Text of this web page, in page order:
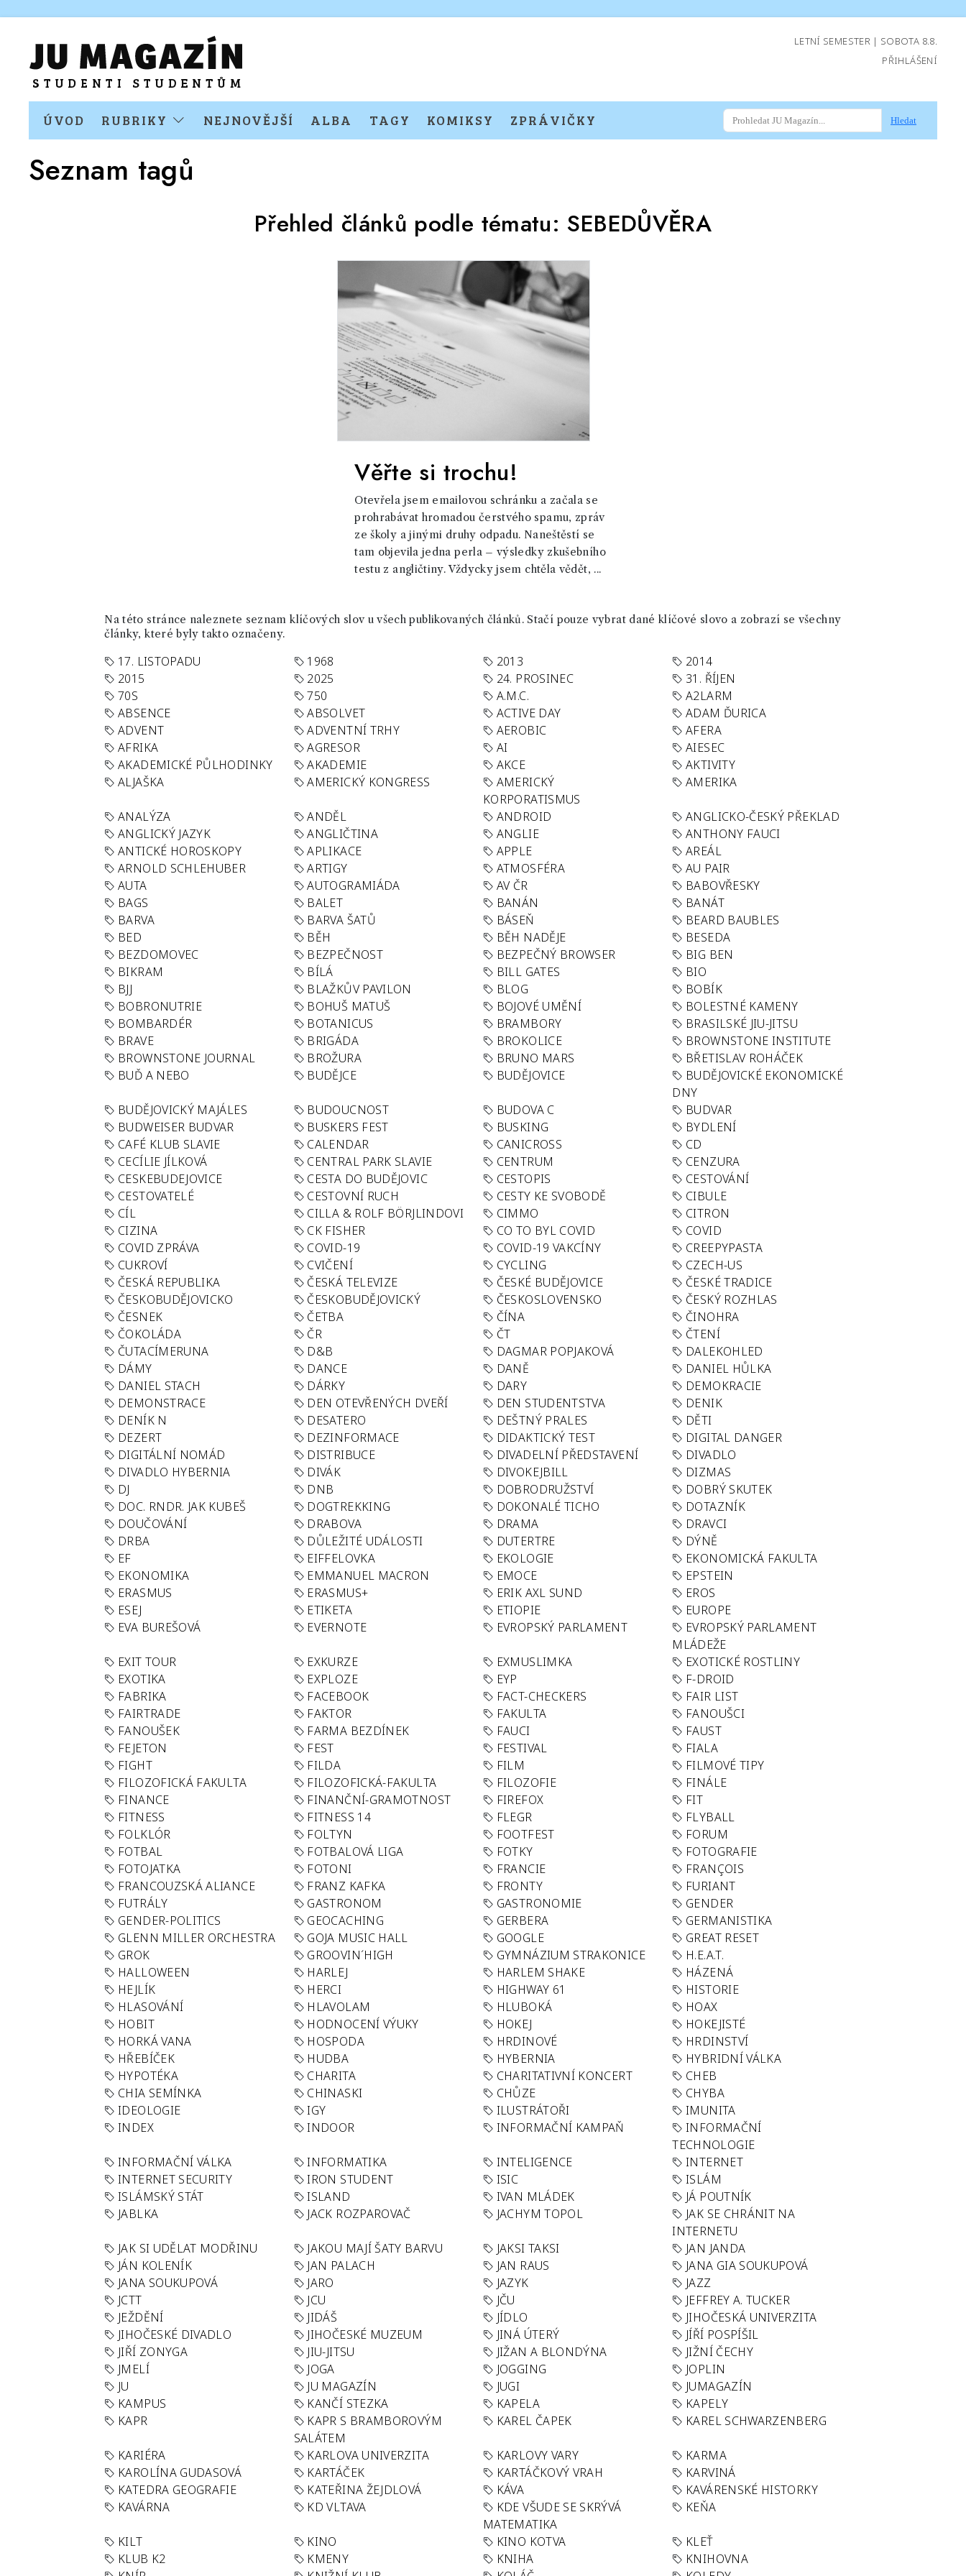
LETNÍ SEMESTER | SOBOTA 8.8.
PŘIHLÁŠENÍ
ÚVOD RUBRIKY NEJNOVĚJŠÍ ALBA TAGY KOMIKSY ZPRÁVIČKY Hledat
Seznam tagů
Přehled článků podle tématu:SEBEDŮVĚRA
Věřte si trochu!
Otevřela jsem emailovou schránku a začala se
prohrabávat hromadou čerstvého spamu, zpráv
ze školy a jinými druhy odpadu. Naneštěstí se
tam objevila jedna perla – výsledky zkušebního
testu z angličtiny. Vždycky jsem chtěla vědět, ...
Na této stránce naleznete seznam klíčových slov u všech publikovaných článků. Stačí pouze vybrat dané klíčové slovo a zobrazí se všechny
články, které byly takto označeny.
17. LISTOPADU 1968 2013
2014
2015
2025 24. PROSINEC
31. ŘÍJEN
70S
750 A.M.C.
A2LARM
ABSENCE
ABSOLVET ACTIVE DAY
ADAM ĎURICA
ADVENT
ADVENTNÍ TRHY AEROBIC
AFERA
AFRIKA
AGRESOR AI
AIESEC
AKADEMICKÉ PŮLHODINKY
AKADEMIE AKCE
AKTIVITY
ALJAŠKA
AMERICKÝ KONGRESS
AMERICKÝ
KORPORATISMUS
AMERIKA
ANALÝZA ANDĚL ANDROID
ANGLICKO-ČESKÝ PŘEKLAD
ANGLICKÝ JAZYK
ANGLIČTINA ANGLIE
ANTHONY FAUCI
ANTICKÉ HOROSKOPY
APLIKACE APPLE
AREÁL
ARNOLD SCHLEHUBER
ARTIGY ATMOSFÉRA
AU PAIR
AUTA
AUTOGRAMIÁDA AV ČR
BABOVŘESKY
BAGS
BALET BANÁN
BANÁT
BARVA
BARVA ŠATŮ BÁSEŇ
BEARD BAUBLES
BED
BĚH BĚH NADĚJE
BESEDA
BEZDOMOVEC
BEZPEČNOST BEZPEČNÝ BROWSER
BIG BEN
BIKRAM
BÍLÁ BILL GATES
BIO
BJJ
BLAŽKŮV PAVILON BLOG
BOBÍK
BOBRONUTRIE
BOHUŠ MATUŠ BOJOVÉ UMĚNÍ
BOLESTNÉ KAMENY
BOMBARDÉR
BOTANICUS BRAMBORY
BRASILSKÉ JIU-JITSU
BRAVE
BRIGÁDA BROKOLICE
BROWNSTONE INSTITUTE
BROWNSTONE JOURNAL
BROŽURA BRUNO MARS
BŘETISLAV ROHÁČEK
BUĎ A NEBO
BUDĚJCE BUDĚJOVICE
BUDĚJOVICKÉ EKONOMICKÉ
DNY
BUDĚJOVICKÝ MAJÁLES
BUDOUCNOST BUDOVA C
BUDVAR
BUDWEISER BUDVAR
BUSKERS FEST BUSKING
BYDLENÍ
CAFÉ KLUB SLAVIE
CALENDAR CANICROSS
CD
CECÍLIE JÍLKOVÁ
CENTRAL PARK SLAVIE CENTRUM
CENZURA
CESKEBUDEJOVICE
CESTA DO BUDĚJOVIC CESTOPIS
CESTOVÁNÍ
CESTOVATELÉ
CESTOVNÍ RUCH CESTY KE SVOBODĚ
CIBULE
CÍL
CILLA & ROLF BÖRJLINDOVI CIMMO
CITRON
CIZINA
CK FISHER CO TO BYL COVID
COVID
COVID ZPRÁVA
COVID-19 COVID-19 VAKCÍNY
CREEPYPASTA
CUKROVÍ
CVIČENÍ CYCLING
CZECH-US
ČESKÁ REPUBLIKA
ČESKÁ TELEVIZE ČESKÉ BUDĚJOVICE
ČESKÉ TRADICE
ČESKOBUDĚJOVICKO
ČESKOBUDĚJOVICKÝ ČESKOSLOVENSKO
ČESKÝ ROZHLAS
ČESNEK
ČETBA ČÍNA
ČINOHRA
ČOKOLÁDA
ČR ČT
ČTENÍ
ČUTACÍMERUNA
D&B DAGMAR POPJAKOVÁ
DALEKOHLED
DÁMY
DANCE DANĚ
DANIEL HŮLKA
DANIEL STACH
DÁRKY DARY
DEMOKRACIE
DEMONSTRACE
DEN OTEVŘENÝCH DVEŘÍ DEN STUDENTSTVA
DENIK
DENÍK N
DESATERO DEŠTNÝ PRALES
DĚTI
DEZERT
DEZINFORMACE DIDAKTICKÝ TEST
DIGITAL DANGER
DIGITÁLNÍ NOMÁD
DISTRIBUCE DIVADELNÍ PŘEDSTAVENÍ
DIVADLO
DIVADLO HYBERNIA
DIVÁK DIVOKEJBILL
DIZMAS
DJ
DNB DOBRODRUŽSTVÍ
DOBRÝ SKUTEK
DOC. RNDR. JAK KUBEŠ
DOGTREKKING DOKONALÉ TICHO
DOTAZNÍK
DOUČOVÁNÍ
DRABOVA DRAMA
DRAVCI
DRBA
DŮLEŽITÉ UDÁLOSTI DUTERTRE
DÝNĚ
EF
EIFFELOVKA EKOLOGIE
EKONOMICKÁ FAKULTA
EKONOMIKA
EMMANUEL MACRON EMOCE
EPSTEIN
ERASMUS
ERASMUS+ ERIK AXL SUND
EROS
ESEJ
ETIKETA ETIOPIE
EUROPE
EVA BUREŠOVÁ
EVERNOTE EVROPSKÝ PARLAMENT
EVROPSKÝ PARLAMENT
MLÁDEŽE
EXIT TOUR
EXKURZE EXMUSLIMKA
EXOTICKÉ ROSTLINY
EXOTIKA
EXPLOZE EYP
F-DROID
FABRIKA
FACEBOOK FACT-CHECKERS
FAIR LIST
FAIRTRADE
FAKTOR FAKULTA
FANOUŠCI
FANOUŠEK
FARMA BEZDÍNEK FAUCI
FAUST
FEJETON
FEST FESTIVAL
FIALA
FIGHT
FILDA FILM
FILMOVÉ TIPY
FILOZOFICKÁ FAKULTA
FILOZOFICKÁ-FAKULTA FILOZOFIE
FINÁLE
FINANCE
FINANČNÍ-GRAMOTNOST FIREFOX
FIT
FITNESS
FITNESS 14 FLEGR
FLYBALL
FOLKLÓR
FOLTYN FOOTFEST
FORUM
FOTBAL
FOTBALOVÁ LIGA FOTKY
FOTOGRAFIE
FOTOJATKA
FOTONI FRANCIE
FRANÇOIS
FRANCOUZSKÁ ALIANCE
FRANZ KAFKA FRONTY
FURIANT
FUTRÁLY
GASTRONOM GASTRONOMIE
GENDER
GENDER-POLITICS
GEOCACHING GERBERA
GERMANISTIKA
GLENN MILLER ORCHESTRA
GOJA MUSIC HALL GOOGLE
GREAT RESET
GROK
GROOVIN´HIGH GYMNÁZIUM STRAKONICE
H.E.A.T.
HALLOWEEN
HARLEJ HARLEM SHAKE
HÁZENÁ
HEJLÍK
HERCI HIGHWAY 61
HISTORIE
HLASOVÁNÍ
HLAVOLAM HLUBOKÁ
HOAX
HOBIT
HODNOCENÍ VÝUKY HOKEJ
HOKEJISTÉ
HORKÁ VANA
HOSPODA HRDINOVÉ
HRDINSTVÍ
HŘEBÍČEK
HUDBA HYBERNIA
HYBRIDNÍ VÁLKA
HYPOTÉKA
CHARITA CHARITATIVNÍ KONCERT
CHEB
CHIA SEMÍNKA
CHINASKI CHŮZE
CHYBA
IDEOLOGIE
IGY ILUSTRÁTOŘI
IMUNITA
INDEX
INDOOR INFORMAČNÍ KAMPAŇ
INFORMAČNÍ
TECHNOLOGIE
INFORMAČNÍ VÁLKA
INFORMATIKA INTELIGENCE
INTERNET
INTERNET SECURITY
IRON STUDENT ISIC
ISLÁM
ISLÁMSKÝ STÁT
ISLAND IVAN MLÁDEK
JÁ POUTNÍK
JABLKA
JACK ROZPAROVAČ JACHYM TOPOL
JAK SE CHRÁNIT NA
INTERNETU
JAK SI UDĚLAT MODŘINU
JAKOU MAJÍ ŠATY BARVU JAKSI TAKSI
JAN JANDA
JÁN KOLENÍK
JAN PALACH JAN RAUS
JANA GIA SOUKUPOVÁ
JANA SOUKUPOVÁ
JARO JAZYK
JAZZ
JCTT
JCU JČU
JEFFREY A. TUCKER
JEŽDĚNÍ
JIDÁŠ JÍDLO
JIHOČESKÁ UNIVERZITA
JIHOČESKÉ DIVADLO
JIHOČESKÉ MUZEUM JINÁ ÚTERÝ
JÍŘÍ POSPÍŠIL
JIŘÍ ZONYGA
JIU-JITSU JIŽAN A BLONDÝNA
JIŽNÍ ČECHY
JMELÍ
JOGA JOGGING
JOPLIN
JU
JU MAGAZÍN JUGI
JUMAGAZÍN
KAMPUS
KANČÍ STEZKA KAPELA
KAPELY
KAPR
KAPR S BRAMBOROVÝM
SALÁTEM
KAREL ČAPEK KAREL SCHWARZENBERG
KARIÉRA KARLOVA UNIVERZITA KARLOVY VARY
KARMA
KAROLÍNA GUDASOVÁ
KARTÁČEK KARTÁČKOVÝ VRAH
KARVINÁ
KATEDRA GEOGRAFIE
KATEŘINA ŽEJDLOVÁ KÁVA
KAVÁRENSKÉ HISTORKY
KAVÁRNA
KD VLTAVA
KDE VŠUDE SE SKRÝVÁ
MATEMATIKA
KEŇA
KILT KINO KINO KOTVA
KLEŤ
KLUB K2
KMENY KNIHA
KNIHOVNA